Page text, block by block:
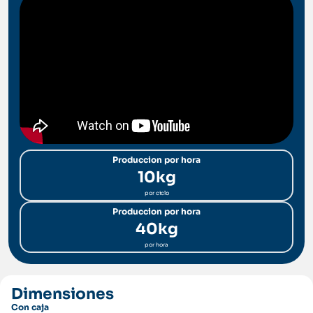
Produccion por hora
10kg
por ciclo
Produccion por hora
40kg
por hora
Dimensiones
Con caja